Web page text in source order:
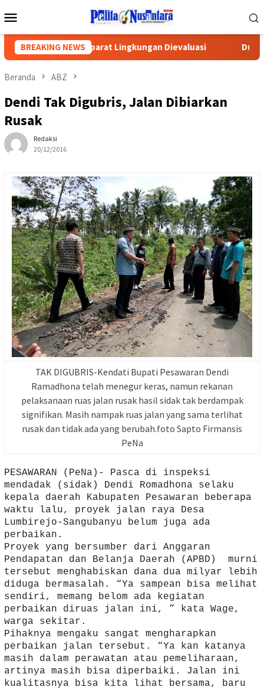
ke
Mobile
BREAKING NEWS
Minta Aparat Lingkungan Dievaluasi Dugaan
Beranda ABZ
Dendi Tak Digubris, Jalan Dibiarkan
Rusak
Redaksi
20/12/2016
TAK DIGUBRIS-Kendati Bupati Pesawaran Dendi
Ramadhona telah menegur keras, namun rekanan
pelaksanaan ruas jalan rusak hasil sidak tak berdampak
signifikan. Masih nampak ruas jalan yang sama terlihat
rusak dan tidak ada yang berubah.foto Sapto Firmansis
PeNa
PESAWARAN (PeNa)- Pasca di inspeksi
mendadak (sidak) Dendi Romadhona selaku
kepala daerah Kabupaten Pesawaran beberapa
waktu lalu, proyek jalan raya Desa
Lumbirejo-Sangubanyu belum juga ada
perbaikan.
Proyek yang bersumber dari Anggaran
Pendapatan dan Belanja Daerah (APBD) murni
tersebut menghabiskan dana dua milyar lebih
diduga bermasalah. “Ya sampean bisa melihat
sendiri, memang belom ada kegiatan
perbaikan diruas jalan ini, ” kata Wage,
warga sekitar.
Pihaknya mengaku sangat mengharapkan
perbaikan jalan tersebut. “Ya kan katanya
masih dalam perawatan atau pemeliharaan,
artinya masih bisa diperbaiki. Jalan ini
kualitasnya bisa kita lihat bersama, baru